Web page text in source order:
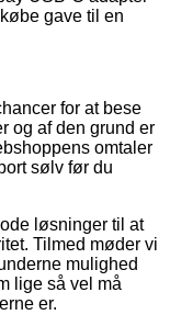
gave til en
for at bese
og af den grund er
omtaler
sølv før du
løsninger til at
Tilmed møder vi
mulighed
lige så vel må
er.